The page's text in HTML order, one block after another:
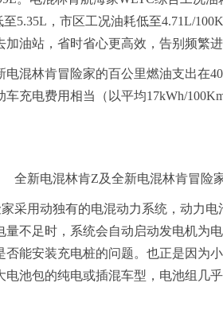
5.35L，市区工况油耗低至4.71L/
油站，省时省心更高效，告别频繁
混林肯冒险家的百公里燃油支出在
充电费用相当（以平均17kWh/
全新电混林肯Z及全新电混林肯冒险
采用动独有的电混动力系统，动力
不足时，系统会自动启动发电机为
能安装充电桩的问题。也正是因为
池包的纯电或插混车型，电池组几